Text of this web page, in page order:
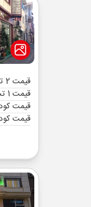
قیمت 2 تخته (هرنفر)
قیمت 1 تخته (هرنفر)
قیمت
قیمت